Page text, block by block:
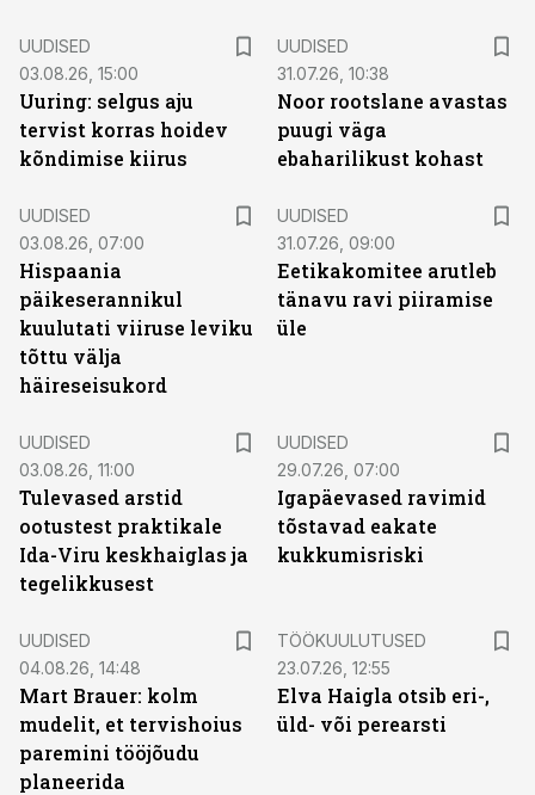
UUDISED
03.08.26, 15:00
Uuring: selgus aju
tervist korras hoidev
kõndimise kiirus
UUDISED
31.07.26, 10:38
Noor rootslane avastas
puugi väga
ebaharilikust kohast
UUDISED
03.08.26, 07:00
Hispaania
päikeserannikul
kuulutati viiruse leviku
tõttu välja
häireseisukord
UUDISED
31.07.26, 09:00
Eetikakomitee arutleb
tänavu ravi piiramise
üle
UUDISED
03.08.26, 11:00
Tulevased arstid
ootustest praktikale
Ida-Viru keskhaiglas ja
tegelikkusest
UUDISED
29.07.26, 07:00
Igapäevased ravimid
tõstavad eakate
kukkumisriski
UUDISED
04.08.26, 14:48
Mart Brauer: kolm
mudelit, et tervishoius
paremini tööjõudu
planeerida
TÖÖKUULUTUSED
23.07.26, 12:55
Elva Haigla otsib eri-,
üld- või perearsti